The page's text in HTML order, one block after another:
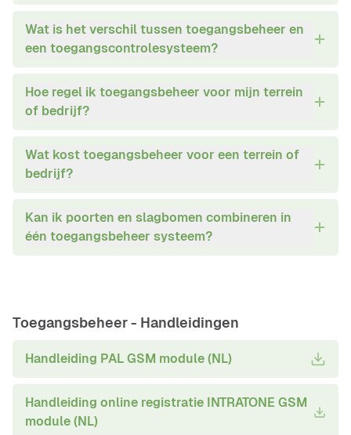
Wat is het verschil tussen toegangsbeheer en
een toegangscontrolesysteem?
Hoe regel ik toegangsbeheer voor mijn terrein
of bedrijf?
Wat kost toegangsbeheer voor een terrein of
bedrijf?
Kan ik poorten en slagbomen combineren in
één toegangsbeheer systeem?
Toegangsbeheer - Handleidingen
Handleiding PAL GSM module (NL)
Handleiding online registratie INTRATONE GSM
module (NL)